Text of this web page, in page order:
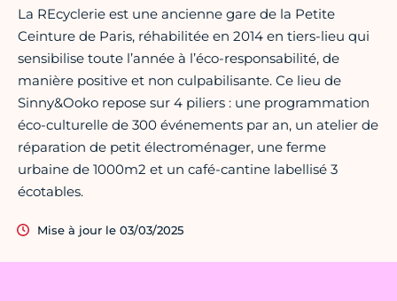
La REcyclerie est une ancienne gare de la Petite
Ceinture de Paris, réhabilitée en 2014 en tiers-lieu qui
sensibilise toute l’année à l’éco-responsabilité, de
manière positive et non culpabilisante. Ce lieu de
Sinny&Ooko repose sur 4 piliers : une programmation
éco-culturelle de 300 événements par an, un atelier de
réparation de petit électroménager, une ferme
urbaine de 1000m2 et un café-cantine labellisé 3
écotables.
Mise à jour le 03/03/2025